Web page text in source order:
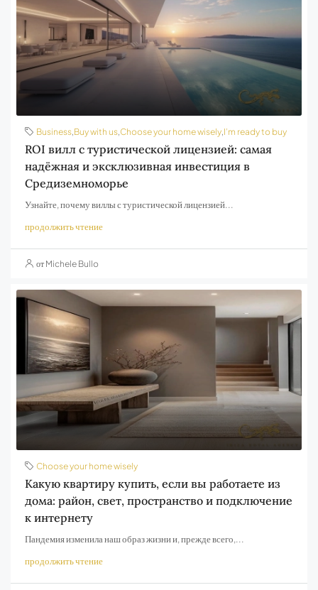
Business,Buy with us,Choose your home wisely,I’m ready to buy
ROI вилл с туристической лицензией: самая
надёжная и эксклюзивная инвестиция в
Средиземноморье
Узнайте, почему виллы с туристической лицензией...
продолжить чтение
от Michele Bullo
Choose your home wisely
Какую квартиру купить, если вы работаете из
дома: район, свет, пространство и подключение
к интернету
Пандемия изменила наш образ жизни и, прежде всего,...
продолжить чтение